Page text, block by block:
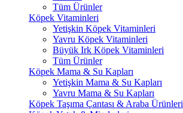
Tüm Ürünler
Köpek Vitaminleri
Yetişkin Köpek Vitaminleri
Yavru Köpek Vitaminleri
Büyük Irk Köpek Vitaminleri
Tüm Ürünler
Köpek Mama & Su Kapları
Yetişkin Mama & Su Kapları
Yavru Mama & Su Kapları
Köpek Taşıma Çantası & Araba Ürünleri